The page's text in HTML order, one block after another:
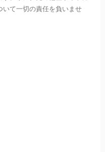
いて一切の責任を負いませ